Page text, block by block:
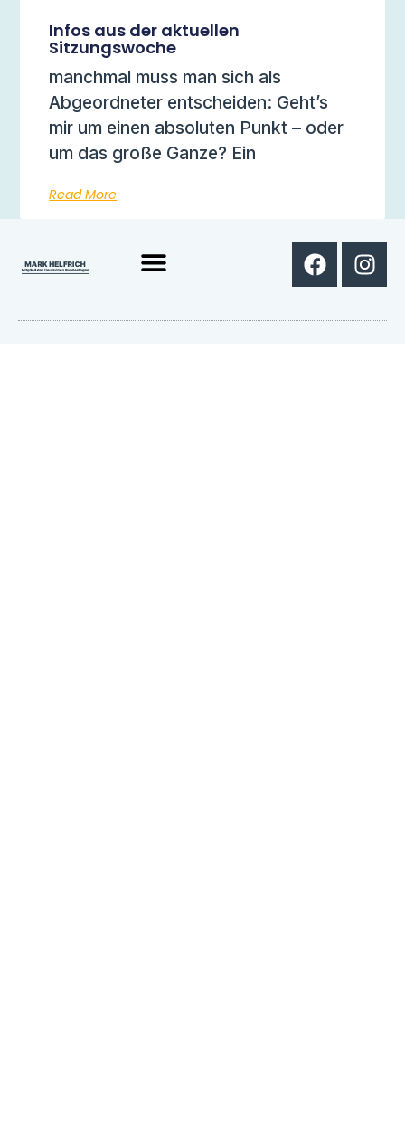
Infos aus der aktuellen
Sitzungswoche
manchmal muss man sich als
Abgeordneter entscheiden: Geht’s
mir um einen absoluten Punkt – oder
um das große Ganze? Ein
Read More